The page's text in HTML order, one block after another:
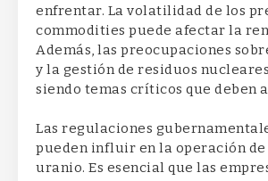
enfrentar. La volatilidad de los
commodities puede afectar la
Además, las preocupaciones
y la gestión de residuos
siendo temas críticos que deben
Las regulaciones
pueden influir en la operación de
uranio. Es esencial que las